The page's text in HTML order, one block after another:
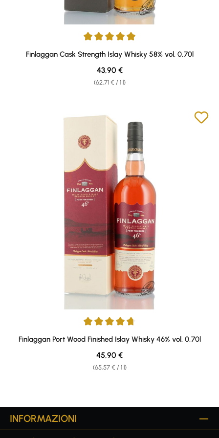
Average rating of 4.9 out of 5 stars
Finlaggan Cask Strength Islay Whisky 58% vol. 0,70l
(62,71 € / 1 l)
Regular price:
43,90 €
Average rating of 4.75 out of 5 stars
Finlaggan Port Wood Finished Islay Whisky 46% vol. 0,70l
(65,57 € / 1 l)
Regular price:
45,90 €
INFORMAZIONI